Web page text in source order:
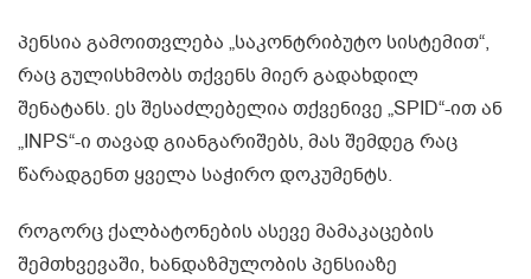
პენსია გამოითვლება „საკონტრიბუტო სისტემით“,
რაც გულისხმობს თქვენს მიერ გადახდილ
შენატანს. ეს შესაძლებელია თქვენივე „SPID“-ით ან
„INPS“-ი თავად გიანგარიშებს, მას შემდეგ რაც
წარადგენთ ყველა საჭირო დოკუმენტს.
როგორც ქალბატონების ასევე მამაკაცების
შემთხვევაში, ხანდაზმულობის პენსიაზე